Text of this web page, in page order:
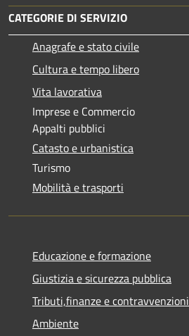
CATEGORIE DI SERVIZIO
Anagrafe e stato civile
Cultura e tempo libero
Vita lavorativa
Imprese e Commercio
Appalti pubblici
Catasto e urbanistica
Turismo
Mobilità e trasporti
Educazione e formazione
Giustizia e sicurezza pubblica
Tributi,finanze e contravvenzioni
Ambiente